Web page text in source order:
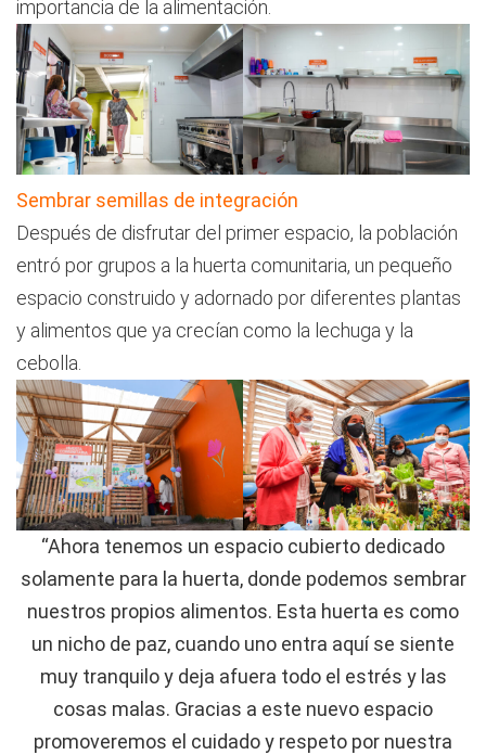
importancia de la alimentación.
Sembrar semillas de integración
Después de disfrutar del primer espacio, la población
entró por grupos a la huerta comunitaria, un pequeño
espacio construido y adornado por diferentes plantas
y alimentos que ya crecían como la lechuga y la
cebolla.
“Ahora tenemos un espacio cubierto dedicado
solamente para la huerta, donde podemos sembrar
nuestros propios alimentos. Esta huerta es como
un nicho de paz, cuando uno entra aquí se siente
muy tranquilo y deja afuera todo el estrés y las
cosas malas. Gracias a este nuevo espacio
promoveremos el cuidado y respeto por nuestra